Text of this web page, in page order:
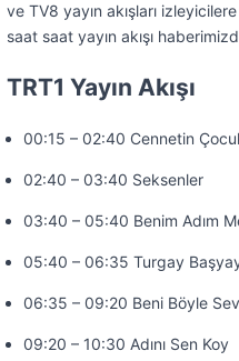
ve TV8 yayın akışları
saat saat yayın akışı
TRT1 Yayın Akışı
00:15 – 02:40 Cennetin
02:40 – 03:40 Seksenler
03:40 – 05:40 Benim Adım
05:40 – 06:35 Turgay
06:35 – 09:20 Beni Böyle Sev
09:20 – 10:30 Adını Sen Koy